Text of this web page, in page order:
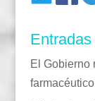
El Gobierno
farmacéutico